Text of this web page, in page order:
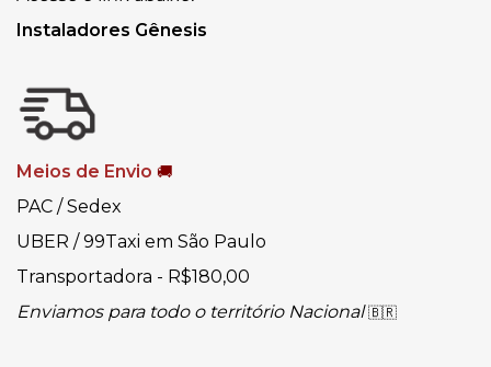
Instaladores Gênesis
Meios de Envio 🚚
PAC / Sedex
UBER / 99Taxi em São Paulo
Transportadora - R$180,00
Enviamos para todo o território Nacional🇧🇷